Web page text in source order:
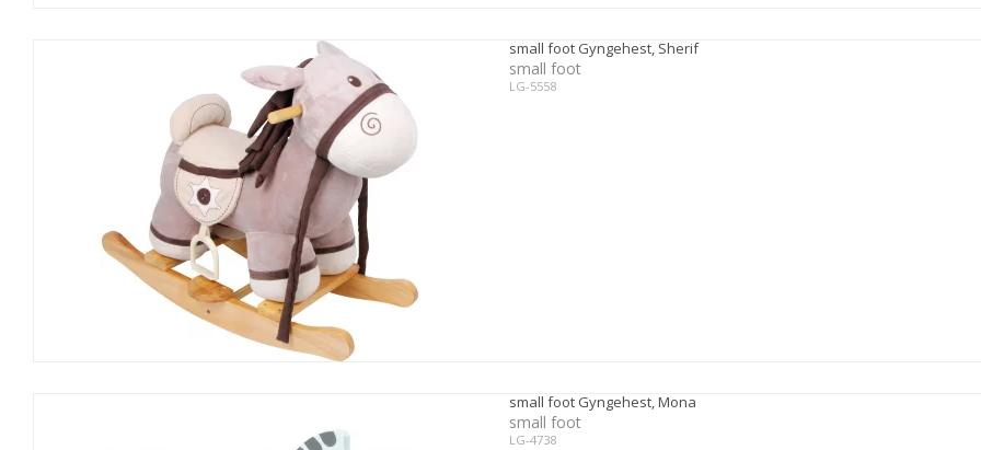
small foot Gyngehest, Sherif
small foot
LG-5558
small foot Gyngehest, Mona
small foot
LG-4738